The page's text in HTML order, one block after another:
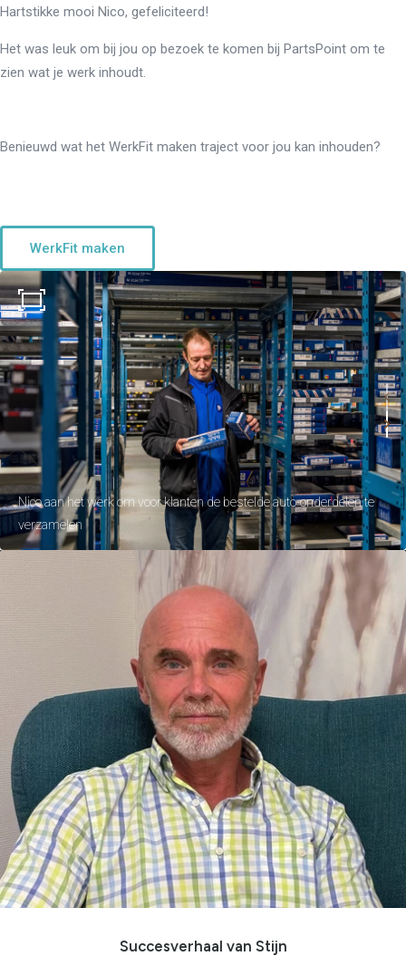
Hartstikke mooi Nico, gefeliciteerd!
Het was leuk om bij jou op bezoek te komen bij PartsPoint om te
zien wat je werk inhoudt.
Benieuwd wat het WerkFit maken traject voor jou kan inhouden?
WerkFit maken
Nico aan het werk om voor klanten de bestelde auto-onderdelen te
verzamelen
Succesverhaal van Stijn